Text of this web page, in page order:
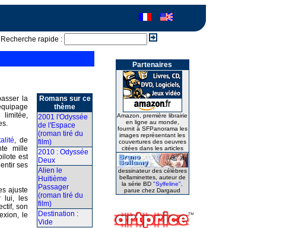
Recherche rapide :
la
, de
mille
est
ses
ajuste
lui, les
son
le
Romans sur ce
thème
2001 l'Odyssée
de l'Espace
(roman tiré du
film)
2010 : Odyssée
Deux
Alien le
Huitième
Passager
(roman tiré du
film)
Destination :
Vide
Partenaires
Amazon, première librairie
en ligne au monde,
fournit à SFPanorama les
images représentant les
couvertures des oeuvres
citées dans les articles
dessinateur des célèbres
bellaminettes, auteur de
la série BD "Sylfeline",
parue chez Dargaud